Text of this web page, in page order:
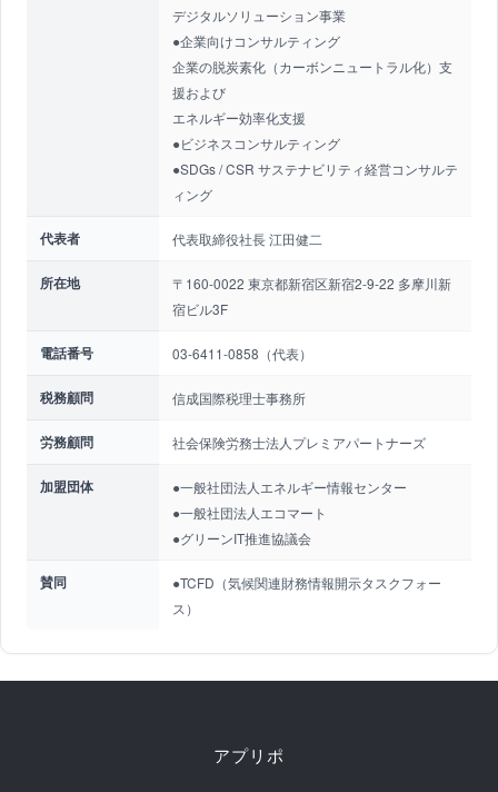
デジタルソリューション事業
●企業向けコンサルティング
企業の脱炭素化（カーボンニュートラル化）支
援および
エネルギー効率化支援
●ビジネスコンサルティング
●SDGs / CSR サステナビリティ経営コンサルテ
ィング
代表者 代表取締役社長 江田健二
所在地
〒160-0022 東京都新宿区新宿2-9-22 多摩川新
宿ビル3F
電話番号 03-6411-0858（代表）
税務顧問 信成国際税理士事務所
労務顧問 社会保険労務士法人プレミアパートナーズ
加盟団体
●一般社団法人エネルギー情報センター
●一般社団法人エコマート
●グリーンIT推進協議会
賛同
●TCFD（気候関連財務情報開示タスクフォー
ス）
アプリポ